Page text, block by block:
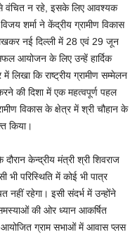
से वंचित न रहे, इसके लिए आवश्यक
शर्मा ने केंद्रीय ग्रामीण विकास
नई दिल्ली में 28 एवं 29 जून
आयोजन के लिए उन्हें हार्दिक
लिखा कि राष्ट्रीय ग्रामीण सम्मेलन
की दिशा में एक महत्वपूर्ण पहल
विकास के क्षेत्र में श्री चौहान के
किया।
केन्द्रीय मंत्री श्री शिवराज
भी परिस्थिति में कोई भी पात्र
नहीं रहेगा। इसी संदर्भ में उन्होंने
की ओर ध्यान आकर्षित
आयोजित ग्राम सभाओं में आवास प्लस